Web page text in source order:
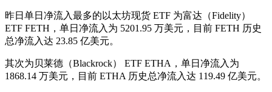
昨日单日净流入最多的以太坊现货 ETF 为富达（Fidelity）
ETF FETH，单日净流入为 5201.95 万美元，目前 FETH 历史
总净流入达 23.85 亿美元。
其次为贝莱德（Blackrock） ETF ETHA，单日净流入为
1868.14 万美元，目前 ETHA 历史总净流入达 119.49 亿美元。